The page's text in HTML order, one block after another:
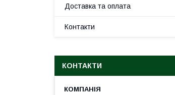
Доставка та оплата
Контакти
КОНТАКТИ